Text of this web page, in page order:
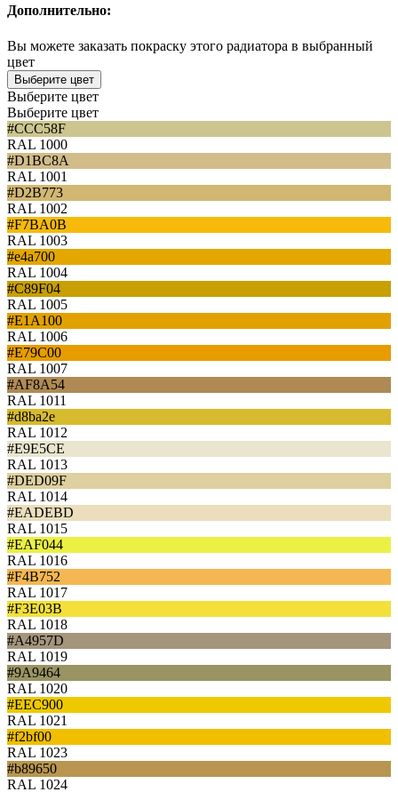
Дополнительно:
Вы можете заказать покраску этого радиатора в выбранный
цвет
Выберите цвет
Выберите цвет
Выберите цвет
#CCC58F
RAL 1000
#D1BC8A
RAL 1001
#D2B773
RAL 1002
#F7BA0B
RAL 1003
#e4a700
RAL 1004
#C89F04
RAL 1005
#E1A100
RAL 1006
#E79C00
RAL 1007
#AF8A54
RAL 1011
#d8ba2e
RAL 1012
#E9E5CE
RAL 1013
#DED09F
RAL 1014
#EADEBD
RAL 1015
#EAF044
RAL 1016
#F4B752
RAL 1017
#F3E03B
RAL 1018
#A4957D
RAL 1019
#9A9464
RAL 1020
#EEC900
RAL 1021
#f2bf00
RAL 1023
#b89650
RAL 1024